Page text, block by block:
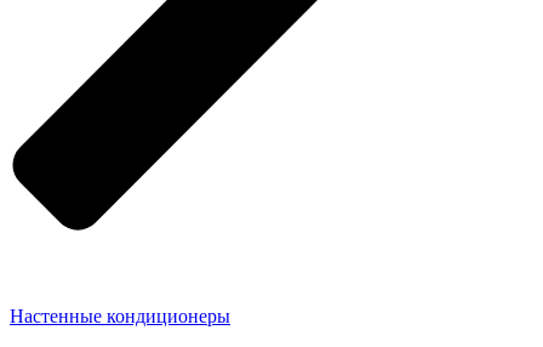
Настенные кондиционеры